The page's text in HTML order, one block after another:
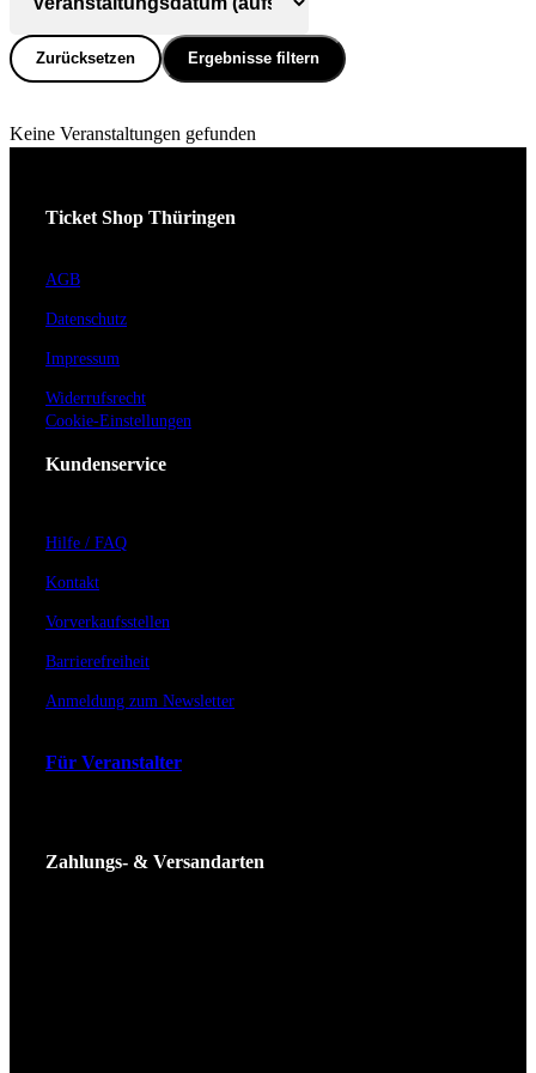
Zurücksetzen Ergebnisse filtern
Keine Veranstaltungen gefunden
Ticket Shop Thüringen
AGB
Datenschutz
Impressum
Widerrufsrecht
Cookie-Einstellungen
Kundenservice
Hilfe / FAQ
Kontakt
Vorverkaufsstellen
Barrierefreiheit
Anmeldung zum Newsletter
Für Veranstalter
Zahlungs- & Versandarten